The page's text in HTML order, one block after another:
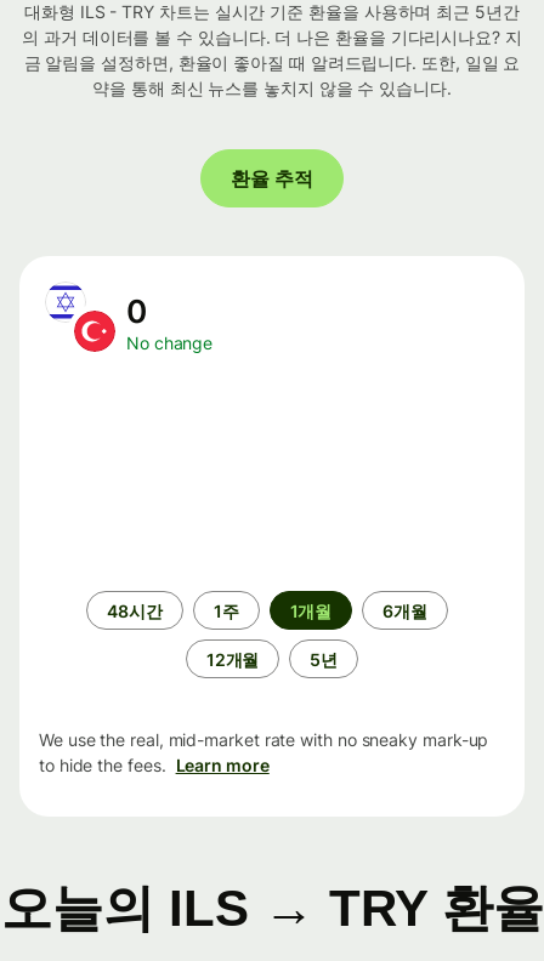
대화형 ILS - TRY 차트는 실시간 기준 환율을 사용하며 최근 5년간
의 과거 데이터를 볼 수 있습니다. 더 나은 환율을 기다리시나요? 지
금 알림을 설정하면, 환율이 좋아질 때 알려드립니다. 또한, 일일 요
약을 통해 최신 뉴스를 놓치지 않을 수 있습니다.
환율 추적
0
No change
48시간 1주 1개월 6개월
12개월 5년
We use the real, mid-market rate with no sneaky mark-up
to hide the fees. Learn more
오늘의 ILS → TRY 환율